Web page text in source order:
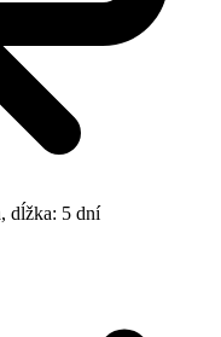
dĺžka: 5 dní